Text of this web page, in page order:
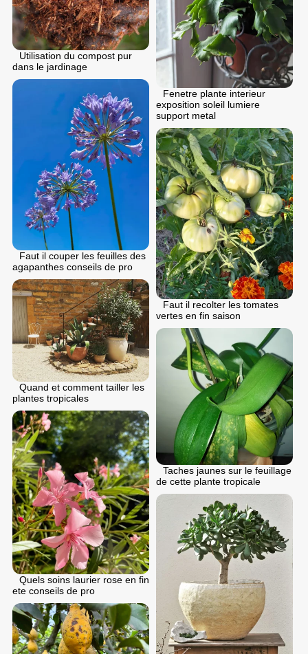
Utilisation du compost pur
dans le jardinage
Fenetre plante interieur
exposition soleil lumiere
support metal
Faut il couper les feuilles des
agapanthes conseils de pro
Faut il recolter les tomates
vertes en fin saison
Quand et comment tailler les
plantes tropicales
Taches jaunes sur le feuillage
de cette plante tropicale
Quels soins laurier rose en fin
ete conseils de pro